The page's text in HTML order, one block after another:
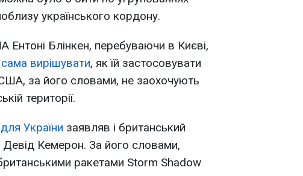
українського кордону.
Блінкен, перебуваючи в Києві,
сама вирішувати, як їй застосовувати
за його словами, не заохочують
території.
України заявляв і британський
Девід Кемерон. За його словами,
ракетами Storm Shadow